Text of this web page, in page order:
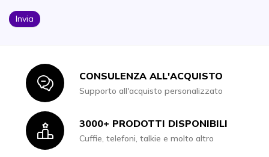
Invia
IconCONSULENZA ALL'ACQUISTO
Supporto all'acquisto personalizzato
Icon3000+ PRODOTTI DISPONIBILI
Cuffie, telefoni, talkie e molto altro